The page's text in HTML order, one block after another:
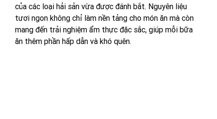
của các loại hải sản vừa được đánh bắt. Nguyên liệu
tươi ngon không chỉ làm nền tảng cho món ăn mà còn
mang đến trải nghiệm ẩm thực đặc sắc, giúp mỗi bữa
ăn thêm phần hấp dẫn và khó quên.